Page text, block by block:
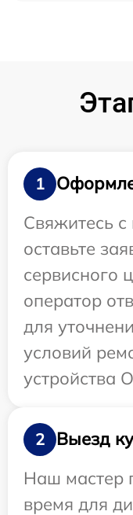
1
Свяжитесь
оставьте
сервисного
оператор
для
условий
устройства
2
Выезд
Наш мастер
время для